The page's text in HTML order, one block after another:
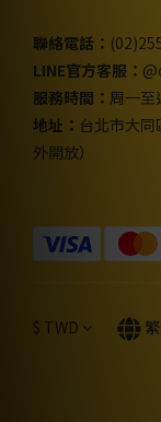
聯絡電話：
LINE官方客服：
服務時間： 周一至
地址： 台北市大
外開放）
$ TWD